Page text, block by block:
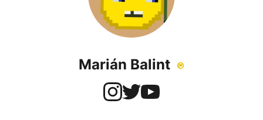
Marián Balint